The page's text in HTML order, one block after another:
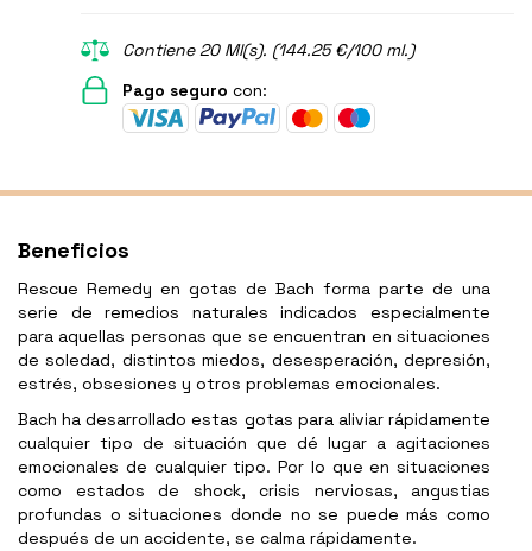
Contiene 20 Ml(s). (144.25 €/100 ml.)
Pago seguro con:
Beneficios
Rescue Remedy en gotas de Bach forma parte de una
serie de remedios naturales indicados especialmente
para aquellas personas que se encuentran en situaciones
de soledad, distintos miedos, desesperación, depresión,
estrés, obsesiones y otros problemas emocionales.
Bach ha desarrollado estas gotas para aliviar rápidamente
cualquier tipo de situación que dé lugar a agitaciones
emocionales de cualquier tipo. Por lo que en situaciones
como estados de shock, crisis nerviosas, angustias
profundas o situaciones donde no se puede más como
después de un accidente, se calma rápidamente.